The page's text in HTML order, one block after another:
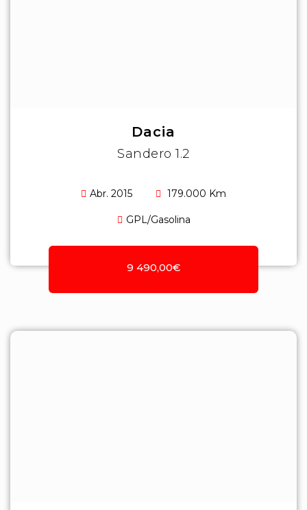
Dacia
Sandero 1.2
Abr. 2015 179.000 Km
GPL/Gasolina
9 490,00€